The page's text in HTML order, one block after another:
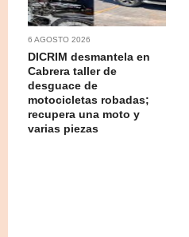
6 AGOSTO 2026
DICRIM desmantela en
Cabrera taller de
desguace de
motocicletas robadas;
recupera una moto y
varias piezas